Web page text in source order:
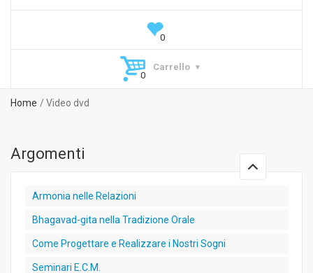
Carrello
Home Video dvd
Argomenti
Armonia nelle Relazioni
Bhagavad-gita nella Tradizione Orale
Come Progettare e Realizzare i Nostri Sogni
Seminari E.C.M.